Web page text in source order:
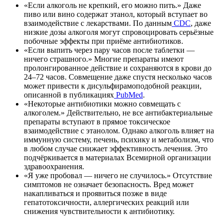
«Если алкоголь не крепкий, его можно пить.» Даже
пиво или вино содержат этанол, который вступает во
взаимодействие с лекарствами. По данным CDC, даже
низкие дозы алкоголя могут спровоцировать серьёзные
побочные эффекты при приёме антибиотиков.
«Если выпить через пару часов после таблетки —
ничего страшного.» Многие препараты имеют
пролонгированное действие и сохраняются в крови до
24–72 часов. Совмещение даже спустя несколько часов
может привести к дисульфирамоподобной реакции,
описанной в публикациях PubMed.
«Некоторые антибиотики можно совмещать с
алкоголем.» Действительно, не все антибактериальные
препараты вступают в прямое токсическое
взаимодействие с этанолом. Однако алкоголь влияет на
иммунную систему, печень, психику и метаболизм, что
в любом случае снижает эффективность лечения. Это
подчёркивается в материалах Всемирной организации
здравоохранения.
«Я уже пробовал — ничего не случилось.» Отсутствие
симптомов не означает безопасность. Вред может
накапливаться и проявиться позже в виде
гепатотоксичности, аллергических реакций или
снижения чувствительности к антибиотику.